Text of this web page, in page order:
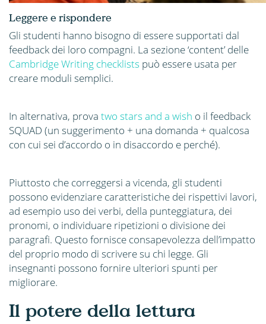
Leggere e rispondere
Gli studenti hanno bisogno di essere supportati dal
feedback dei loro compagni. La sezione ‘content’ delle
Cambridge Writing checklists può essere usata per
creare moduli semplici.
In alternativa, prova two stars and a wish o il feedback
SQUAD (un suggerimento + una domanda + qualcosa
con cui sei d’accordo o in disaccordo e perché).
Piuttosto che correggersi a vicenda, gli studenti
possono evidenziare caratteristiche dei rispettivi lavori,
ad esempio uso dei verbi, della punteggiatura, dei
pronomi, o individuare ripetizioni o divisione dei
paragrafi. Questo fornisce consapevolezza dell’impatto
del proprio modo di scrivere su chi legge. Gli
insegnanti possono fornire ulteriori spunti per
migliorare.
Il potere della lettura